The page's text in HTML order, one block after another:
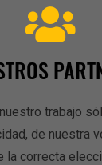
trabajo
de nuestra
la correcta